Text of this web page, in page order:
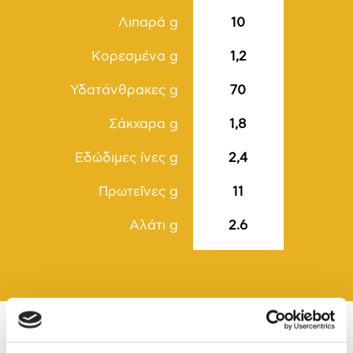
Λιπαρά g 10
Kορεσμένα g 1,2
Υδατάνθρακες g 70
Σάκχαρα g 1,8
Εδώδιμες ίνες g 2,4
Πρωτεΐνες g 11
Αλάτι g 2.6